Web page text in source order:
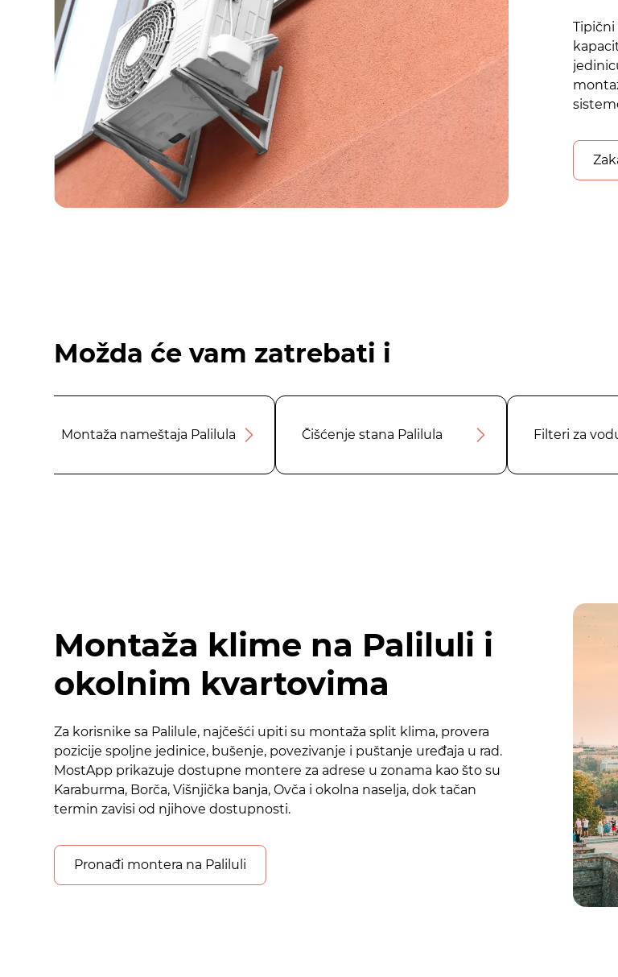
Tipični
Možda će vam zatrebati i
Montaža nameštaja Palilula Čišćenje stana Palilula Filteri za
Montaža klime na Paliluli i
okolnim kvartovima
Za korisnike sa Palilule, najčešći upiti su montaža split klima, provera
pozicije spoljne jedinice, bušenje, povezivanje i puštanje uređaja u rad.
MostApp prikazuje dostupne montere za adrese u zonama kao što su
Karaburma, Borča, Višnjička banja, Ovča i okolna naselja, dok tačan
termin zavisi od njihove dostupnosti.
Pronađi montera na Paliluli